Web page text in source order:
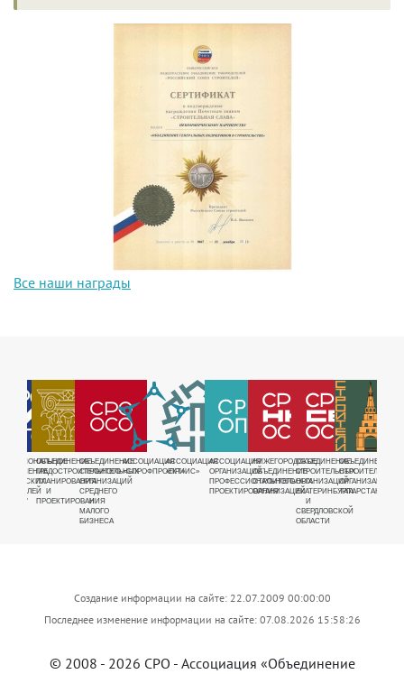
Все наши награды
ОБЪЕДИНЕНИЕ
ГРАДОСТРОИТЕЛЬНОГО
ПЛАНИРОВАНИЯ
И
ПРОЕКТИРОВАНИЯ
ОБЪЕДИНЕНИЕ
СТРОИТЕЛЬНЫХ
ОРГАНИЗАЦИЙ
СРЕДНЕГО
И
МАЛОГО
БИЗНЕСА
АССОЦИАЦИЯ
«СПРОФПРОЕКТ»
АССОЦИАЦИЯ
«ПРИИС»
АССОЦИАЦИЯ
ОРГАНИЗАЦИЙ
ПРОФЕССИОНАЛЬНОГО
ПРОЕКТИРОВАНИЯ
НИЖЕГОРОДСКОЕ
ОБЪЕДИНЕНИЕ
СТРОИТЕЛЬНЫХ
ОРГАНИЗАЦИЙ
ОБЪЕДИНЕНИЕ
СТРОИТЕЛЬНЫХ
ОРГАНИЗАЦИЙ
ЕКАТЕРИНБУРГА
И
СВЕРДЛОВСКОЙ
ОБЛАСТИ
ОБЪЕДИНЕНИЕ
СТРОИТЕЛЬНЫХ
ОРГАНИЗАЦИЙ
ТАТАРСТАНА
Создание информации на сайте: 22.07.2009 00:00:00
Последнее изменение информации на сайте: 07.08.2026 15:58:26
© 2008 - 2026 СРО - Ассоциация «Объединение